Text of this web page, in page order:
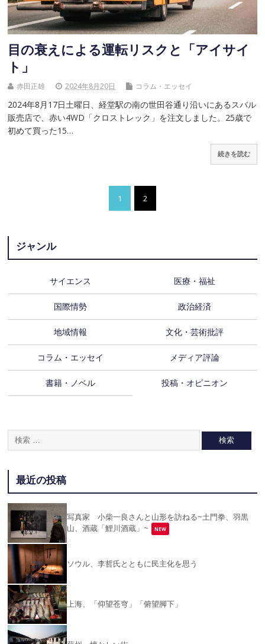
目の衰えによる運転リスクと「アイサイ
ト」
赤田正雄 2024年8月20日 コラム・エッセイ
2024年8月17日土曜日、経堂駅の南の世田谷通り沿いにあるスバル
販売店で、赤い4WD「クロストレック」を注文しました。25歳で
初めて買った15…
続きを読む
1 2
ジャンル
サイエンス 医療・福祉
国際情勢 政治経済
地域情報 文化・芸術批評
コラム・エッセイ メディア評論
書籍・ノベル 投稿・オピニオン
最近の投稿
写真家 小柴一良さんと山形を訪ねる~土門拳、羽黒
山、酒蔵「鯉川酒蔵」~
NEW
ソウル、李哲氏とともに民主化を思う
上海、「仰望苍穹」「俯望脚下」